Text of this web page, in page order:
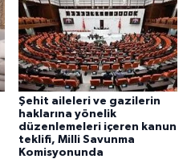
Şehit aileleri ve gazilerin
haklarına yönelik
düzenlemeleri içeren kanun
teklifi, Milli Savunma
Komisyonunda